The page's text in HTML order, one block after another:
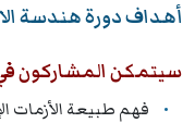
أهداف دورة هندسة
سيتمكن المشاركون
فهم طبيعة الأزمات